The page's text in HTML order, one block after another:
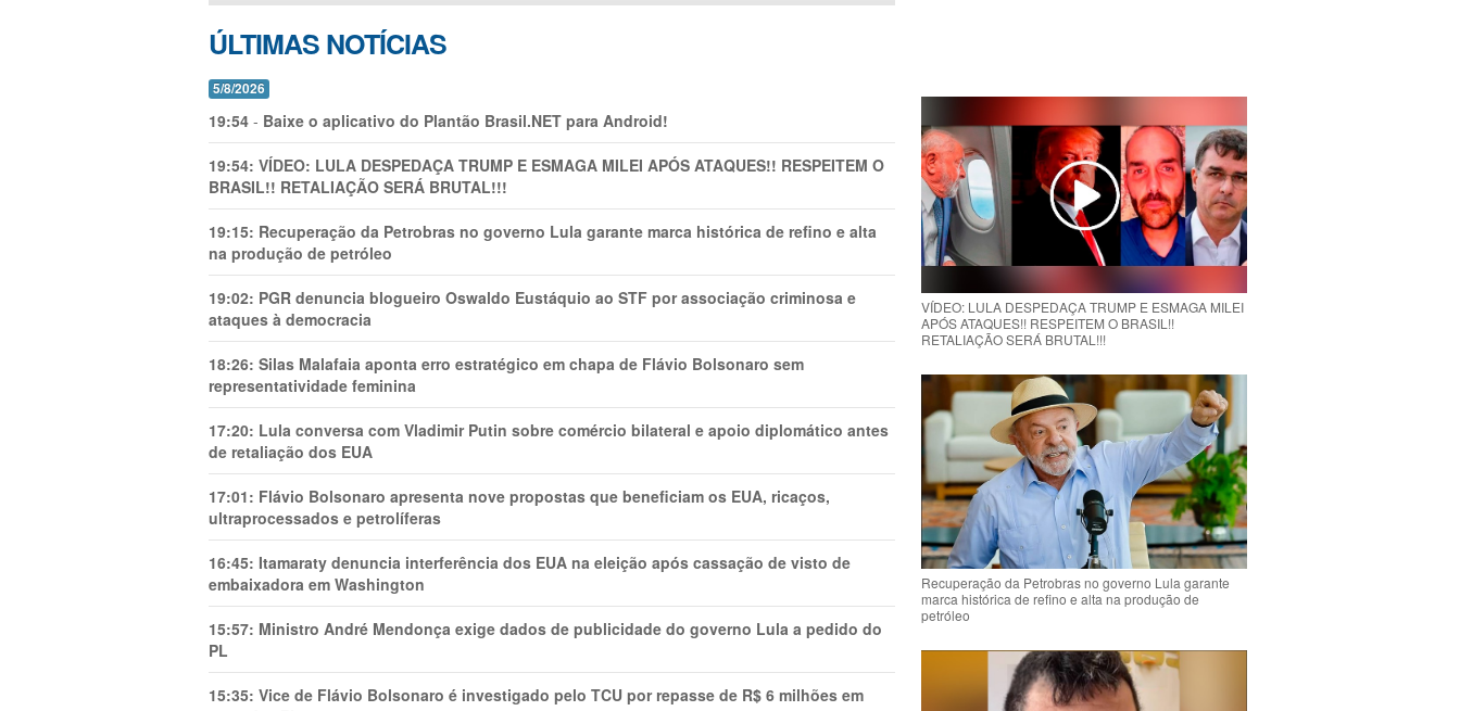
ÚLTIMAS NOTÍCIAS
5/8/2026
19:54 - Baixe o aplicativo do Plantão Brasil.NET para Android!
19:54: VÍDEO: LULA DESPEDAÇA TRUMP E ESMAGA MILEI APÓS ATAQUES!! RESPEITEM O
BRASIL!! RETALIAÇÃO SERÁ BRUTAL!!!
19:15: Recuperação da Petrobras no governo Lula garante marca histórica de refino e alta
na produção de petróleo
19:02: PGR denuncia blogueiro Oswaldo Eustáquio ao STF por associação criminosa e
ataques à democracia
18:26: Silas Malafaia aponta erro estratégico em chapa de Flávio Bolsonaro sem
representatividade feminina
17:20: Lula conversa com Vladimir Putin sobre comércio bilateral e apoio diplomático antes
de retaliação dos EUA
17:01: Flávio Bolsonaro apresenta nove propostas que beneficiam os EUA, ricaços,
ultraprocessados e petrolíferas
16:45: Itamaraty denuncia interferência dos EUA na eleição após cassação de visto de
embaixadora em Washington
15:57: Ministro André Mendonça exige dados de publicidade do governo Lula a pedido do
PL
15:35: Vice de Flávio Bolsonaro é investigado pelo TCU por repasse de R$ 6 milhões em
VÍDEO: LULA DESPEDAÇA TRUMP E ESMAGA MILEI
APÓS ATAQUES!! RESPEITEM O BRASIL!!
RETALIAÇÃO SERÁ BRUTAL!!!
Recuperação da Petrobras no governo Lula garante
marca histórica de refino e alta na produção de
petróleo